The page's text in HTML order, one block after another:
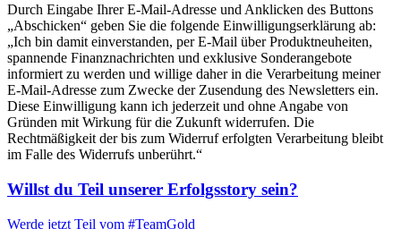
Durch Eingabe Ihrer E-Mail-Adresse und Anklicken des Buttons
„Abschicken“ geben Sie die folgende Einwilligungserklärung ab:
„Ich bin damit einverstanden, per E-Mail über Produktneuheiten,
spannende Finanznachrichten und exklusive Sonderangebote
informiert zu werden und willige daher in die Verarbeitung meiner
E-Mail-Adresse zum Zwecke der Zusendung des Newsletters ein.
Diese Einwilligung kann ich jederzeit und ohne Angabe von
Gründen mit Wirkung für die Zukunft widerrufen. Die
Rechtmäßigkeit der bis zum Widerruf erfolgten Verarbeitung bleibt
im Falle des Widerrufs unberührt.“
Willst du Teil unserer Erfolgsstory sein?
Werde jetzt Teil vom #TeamGold